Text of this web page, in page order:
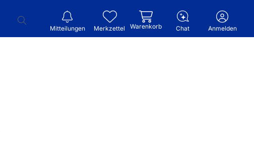
Mitteilungen Merkzettel Warenkorb Chat Anmelden